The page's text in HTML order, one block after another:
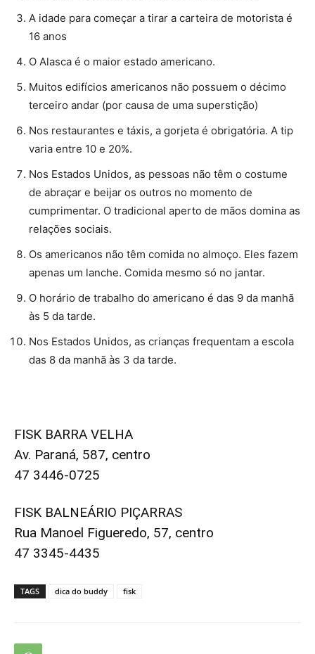
A idade para começar a tirar a carteira de motorista é
16 anos
O Alasca é o maior estado americano.
Muitos edifícios americanos não possuem o décimo
terceiro andar (por causa de uma superstição)
Nos restaurantes e táxis, a gorjeta é obrigatória. A tip
varia entre 10 e 20%.
Nos Estados Unidos, as pessoas não têm o costume
de abraçar e beijar os outros no momento de
cumprimentar. O tradicional aperto de mãos domina as
relações sociais.
Os americanos não têm comida no almoço. Eles fazem
apenas um lanche. Comida mesmo só no jantar.
O horário de trabalho do americano é das 9 da manhã
às 5 da tarde.
Nos Estados Unidos, as crianças frequentam a escola
das 8 da manhã às 3 da tarde.
FISK BARRA VELHA
Av. Paraná, 587, centro
47 3446-0725
FISK BALNEÁRIO PIÇARRAS
Rua Manoel Figueredo, 57, centro
47 3345-4435
TAGS dica do buddy fisk